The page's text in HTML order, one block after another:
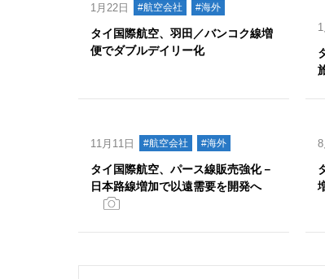
1月22日 #航空会社 #海外
タイ国際航空、羽田／バンコク線増
便でダブルデイリー化
11月11日 #航空会社 #海外
タイ国際航空、パース線販売強化－
日本路線増加で以遠需要を開発へ
8